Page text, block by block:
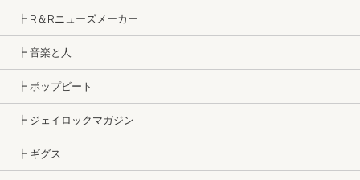
┣ R＆Rニューズメーカー
┣ 音楽と人
┣ ポップビート
┣ ジェイロックマガジン
┣ ギグス